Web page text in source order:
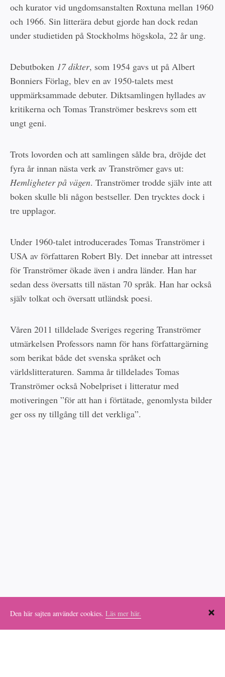
och kurator vid ungdomsanstalten Roxtuna mellan 1960
och 1966. Sin litterära debut gjorde han dock redan
under studietiden på Stockholms högskola, 22 år ung.
Debutboken 17 dikter, som 1954 gavs ut på Albert
Bonniers Förlag, blev en av 1950-talets mest
uppmärksammade debuter. Diktsamlingen hyllades av
kritikerna och Tomas Tranströmer beskrevs som ett
ungt geni.
Trots lovorden och att samlingen sålde bra, dröjde det
fyra år innan nästa verk av Tranströmer gavs ut:
Hemligheter på vägen. Tranströmer trodde själv inte att
boken skulle bli någon bestseller. Den trycktes dock i
tre upplagor.
Under 1960-talet introducerades Tomas Tranströmer i
USA av författaren Robert Bly. Det innebar att intresset
för Tranströmer ökade även i andra länder. Han har
sedan dess översatts till nästan 70 språk. Han har också
själv tolkat och översatt utländsk poesi.
Våren 2011 tilldelade Sveriges regering Tranströmer
utmärkelsen Professors namn för hans författargärning
som berikat både det svenska språket och
världslitteraturen. Samma år tilldelades Tomas
Tranströmer också Nobelpriset i litteratur med
motiveringen ”för att han i förtätade, genomlysta bilder
ger oss ny tillgång till det verkliga”.
Den här sajten använder cookies. Läs mer här.